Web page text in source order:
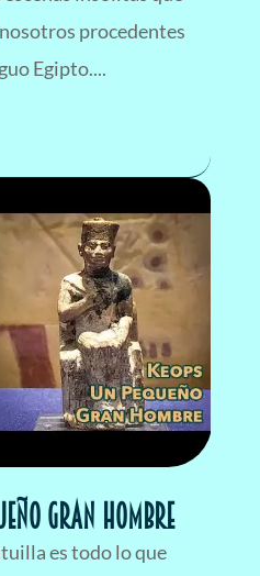
procedentes
Egipto....
GRAN HOMBRE
es todo lo que